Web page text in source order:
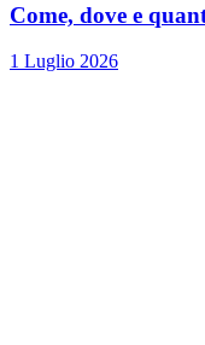
Come, dove e
1 Luglio 2026